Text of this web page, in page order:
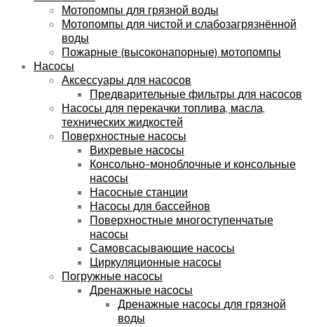
Мотопомпы для грязной воды
Мотопомпы для чистой и слабозагрязнённой
воды
Пожарные (высоконапорные) мотопомпы
Насосы
Аксессуары для насосов
Предварительные фильтры для насосов
Насосы для перекачки топлива, масла,
технических жидкостей
Поверхностные насосы
Вихревые насосы
Консольно-моноблочные и консольные
насосы
Насосные станции
Насосы для бассейнов
Поверхностные многоступенчатые
насосы
Самовсасывающие насосы
Циркуляционные насосы
Погружные насосы
Дренажные насосы
Дренажные насосы для грязной
воды